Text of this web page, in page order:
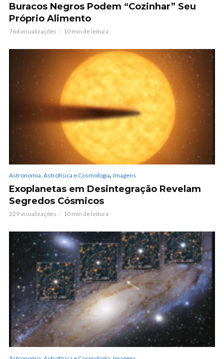
Buracos Negros Podem “Cozinhar” Seu
Próprio Alimento
764 visualizações 10 min de leitura
Astronomia, Astrofísica e Cosmologia, Imagens
Exoplanetas em Desintegração Revelam
Segredos Cósmicos
229 visualizações 10 min de leitura